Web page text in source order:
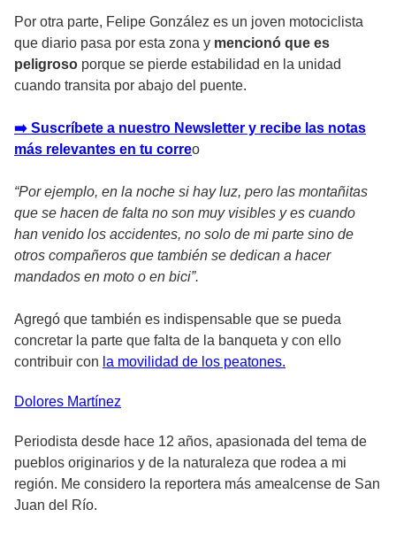
Por otra parte, Felipe González es un joven motociclista
que diario pasa por esta zona y mencionó que es
peligroso porque se pierde estabilidad en la unidad
cuando transita por abajo del puente.
➡️ Suscríbete a nuestro Newsletter y recibe las notas
más relevantes en tu correo
“Por ejemplo, en la noche si hay luz, pero las montañitas
que se hacen de falta no son muy visibles y es cuando
han venido los accidentes, no solo de mi parte sino de
otros compañeros que también se dedican a hacer
mandados en moto o en bici”.
Agregó que también es indispensable que se pueda
concretar la parte que falta de la banqueta y con ello
contribuir con la movilidad de los peatones.
Dolores Martínez
Periodista desde hace 12 años, apasionada del tema de
pueblos originarios y de la naturaleza que rodea a mi
región. Me considero la reportera más amealcense de San
Juan del Río.